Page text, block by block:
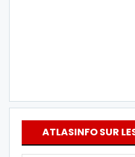
ATLASINFO SUR